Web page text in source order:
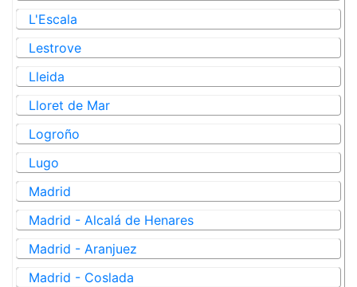
L'Escala
Lestrove
Lleida
Lloret de Mar
Logroño
Lugo
Madrid
Madrid - Alcalá de Henares
Madrid - Aranjuez
Madrid - Coslada